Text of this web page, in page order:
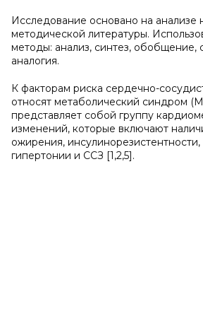
Исследование основано на анализе
методической литературы.
методы: анализ, синтез, обобщение,
аналогия.
К факторам риска сердечно-
относят метаболический синдром
представляет собой группу
изменений, которые включают
ожирения, инсулинорезистентности,
гипертонии и ССЗ [1,2,5].